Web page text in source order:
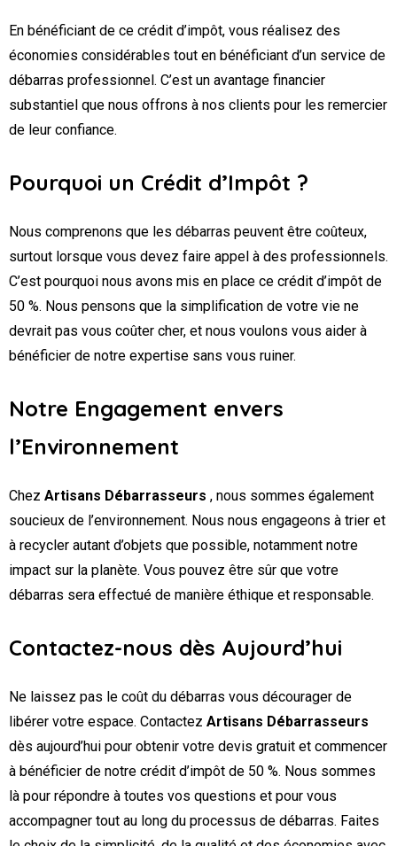
En bénéficiant de ce crédit d’impôt, vous réalisez des
économies considérables tout en bénéficiant d’un service de
débarras professionnel. C’est un avantage financier
substantiel que nous offrons à nos clients pour les remercier
de leur confiance.
Pourquoi un Crédit d’Impôt ?
Nous comprenons que les débarras peuvent être coûteux,
surtout lorsque vous devez faire appel à des professionnels.
C’est pourquoi nous avons mis en place ce crédit d’impôt de
50 %. Nous pensons que la simplification de votre vie ne
devrait pas vous coûter cher, et nous voulons vous aider à
bénéficier de notre expertise sans vous ruiner.
Notre Engagement envers
l’Environnement
Chez Artisans Débarrasseurs , nous sommes également
soucieux de l’environnement. Nous nous engageons à trier et
à recycler autant d’objets que possible, notamment notre
impact sur la planète. Vous pouvez être sûr que votre
débarras sera effectué de manière éthique et responsable.
Contactez-nous dès Aujourd’hui
Ne laissez pas le coût du débarras vous décourager de
libérer votre espace. Contactez Artisans Débarrasseurs
dès aujourd’hui pour obtenir votre devis gratuit et commencer
à bénéficier de notre crédit d’impôt de 50 %. Nous sommes
là pour répondre à toutes vos questions et pour vous
accompagner tout au long du processus de débarras. Faites